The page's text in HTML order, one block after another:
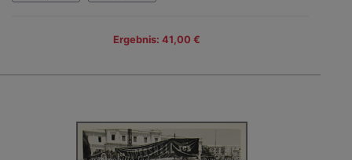
Ergebnis: 41,00 €